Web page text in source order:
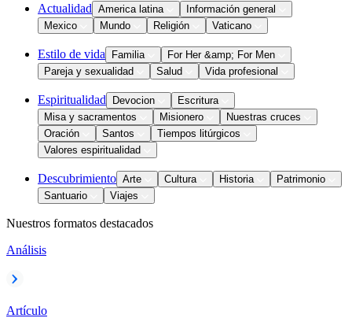
Actualidad America latina
Información general
Mexico
Mundo Religión Vaticano
Estilo de vida Familia
For Her &amp; For Men
Pareja y sexualidad
Salud Vida profesional
Espiritualidad Devocion
Escritura
Misa y sacramentos
Misionero
Nuestras cruces
Oración
Santos
Tiempos litúrgicos
Valores espiritualidad
Descubrimiento Arte Cultura Historia
Patrimonio
Santuario
Viajes
Nuestros formatos destacados
Análisis
Artículo